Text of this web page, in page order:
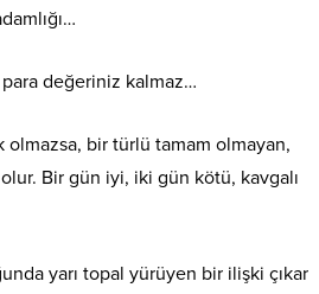
para değeriniz kalmaz…
bir türlü tamam olmayan,
Bir gün iyi, iki gün kötü, kavgalı
yarı topal yürüyen bir ilişki çıkar